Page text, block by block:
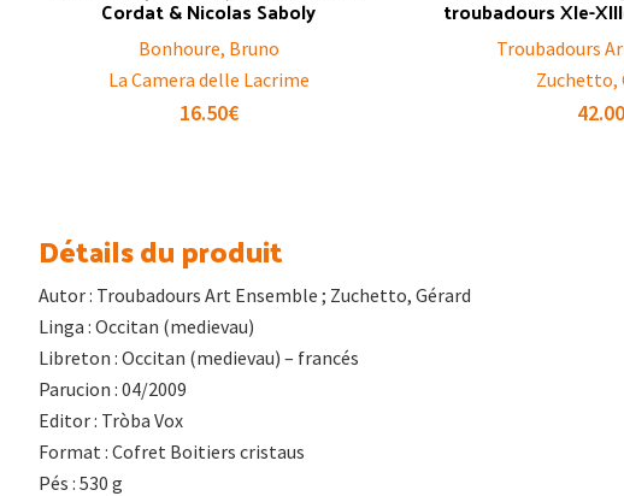
Cordat & Nicolas Saboly
Bonhoure, Bruno
La Camera delle Lacrime
16.50€
troubadours XIe-
Troubadours
Zuchetto,
42.00
Détails du produit
Autor : Troubadours Art Ensemble ; Zuchetto, Gérard
Linga : Occitan (medievau)
Libreton : Occitan (medievau) – francés
Parucion : 04/2009
Editor : Tròba Vox
Format : Cofret Boitiers cristaus
Pés : 530 g